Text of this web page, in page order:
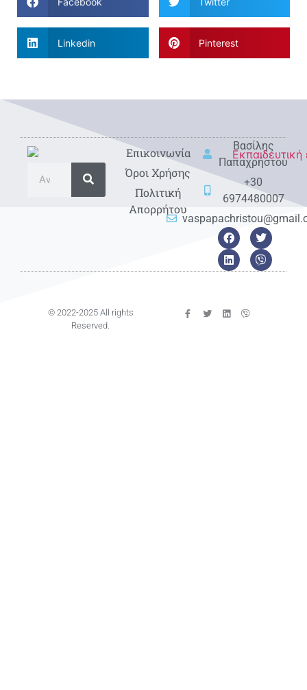
Linkedin Pinterest
Eπικοινωνία
Όροι Χρήσης
Πολιτική
Απορρήτου
Βασίλης
Παπαχρήστου
+30
6974480007
© 2022-2025 All rights
Reserved.